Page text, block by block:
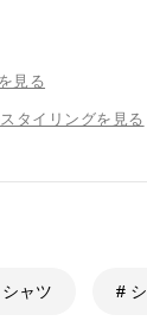
見る
タイリングを見る
ャツ #